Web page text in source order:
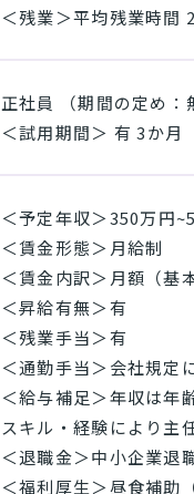
＜残業＞平均残業時間
正社員 （期間の定め：
＜試用期間＞ 有 3か月
＜予定年収＞350万円
＜賃金形態＞月給制
＜賃金内訳＞月額（基
＜昇給有無＞有
＜残業手当＞有
＜通勤手当＞会社規定
＜給与補足＞年収は年
スキル・経験により主
＜退職金＞中小企業退
＜福利厚生＞昼食補助